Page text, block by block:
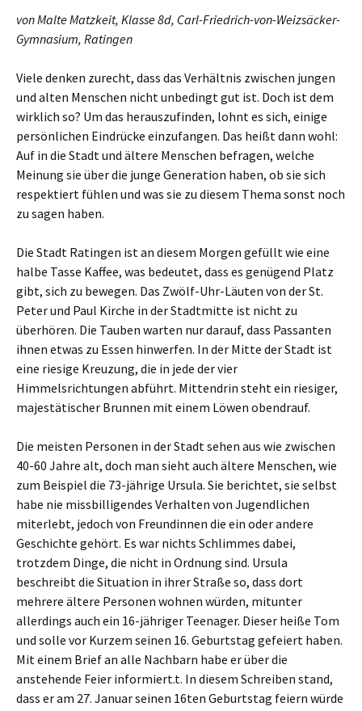
von Malte Matzkeit, Klasse 8d, Carl-Friedrich-von-Weizsäcker-
Gymnasium, Ratingen
Viele denken zurecht, dass das Verhältnis zwischen jungen
und alten Menschen nicht unbedingt gut ist. Doch ist dem
wirklich so? Um das herauszufinden, lohnt es sich, einige
persönlichen Eindrücke einzufangen. Das heißt dann wohl:
Auf in die Stadt und ältere Menschen befragen, welche
Meinung sie über die junge Generation haben, ob sie sich
respektiert fühlen und was sie zu diesem Thema sonst noch
zu sagen haben.
Die Stadt Ratingen ist an diesem Morgen gefüllt wie eine
halbe Tasse Kaffee, was bedeutet, dass es genügend Platz
gibt, sich zu bewegen. Das Zwölf-Uhr-Läuten von der St.
Peter und Paul Kirche in der Stadtmitte ist nicht zu
überhören. Die Tauben warten nur darauf, dass Passanten
ihnen etwas zu Essen hinwerfen. In der Mitte der Stadt ist
eine riesige Kreuzung, die in jede der vier
Himmelsrichtungen abführt. Mittendrin steht ein riesiger,
majestätischer Brunnen mit einem Löwen obendrauf.
Die meisten Personen in der Stadt sehen aus wie zwischen
40-60 Jahre alt, doch man sieht auch ältere Menschen, wie
zum Beispiel die 73-jährige Ursula. Sie berichtet, sie selbst
habe nie missbilligendes Verhalten von Jugendlichen
miterlebt, jedoch von Freundinnen die ein oder andere
Geschichte gehört. Es war nichts Schlimmes dabei,
trotzdem Dinge, die nicht in Ordnung sind. Ursula
beschreibt die Situation in ihrer Straße so, dass dort
mehrere ältere Personen wohnen würden, mitunter
allerdings auch ein 16-jähriger Teenager. Dieser heiße Tom
und solle vor Kurzem seinen 16. Geburtstag gefeiert haben.
Mit einem Brief an alle Nachbarn habe er über die
anstehende Feier informiert.t. In diesem Schreiben stand,
dass er am 27. Januar seinen 16ten Geburtstag feiern würde